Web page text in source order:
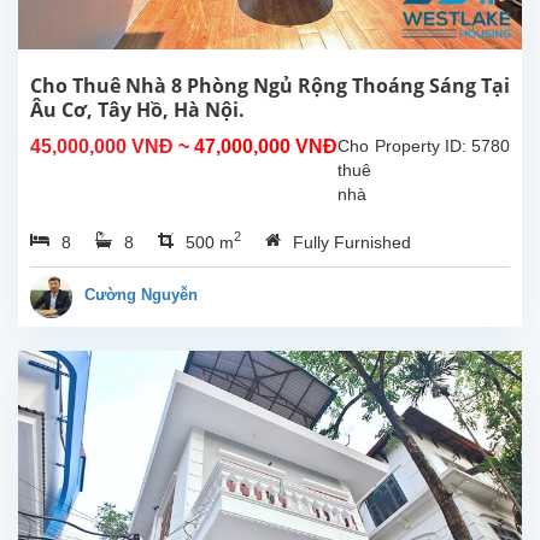
Hồ,
Hà
Nội.
5
rộng
rãi4...
Cho Thuê Nhà 8 Phòng Ngủ Rộng Thoáng Sáng Tại
Âu Cơ, Tây Hồ, Hà Nội.
45,000,000 VNĐ ~ 47,000,000 VNĐ Property ID: 5780
Cho
thuê
nhà
phòng
ngủ
tại
Âu
Cơ,
Tây
Hồ,
Hà
Nội.
Tổng
8 8 500 m2 Fully Furnished
Cường Nguyễn